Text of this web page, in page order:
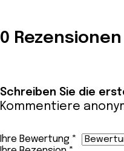
0
Schreiben Sie die
Kommentiere
Ihre Bewertung *